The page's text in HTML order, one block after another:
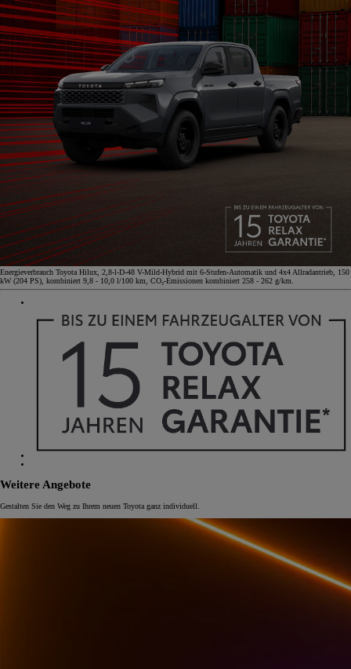
Energieverbrauch Toyota Hilux, 2,8-l-D-48 V-Mild-Hybrid mit 6-Stufen-Automatik und 4x4 Allradantrieb, 150
kW (204 PS), kombiniert 9,8 - 10,0 l/100 km, CO₂-Emissionen kombiniert 258 - 262 g/km.
Weitere Angebote
Gestalten Sie den Weg zu Ihrem neuen Toyota ganz individuell.